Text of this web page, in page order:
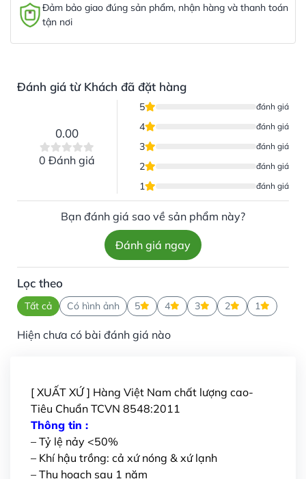
Đảm bảo giao đúng sản phẩm, nhận hàng và thanh toán
tận nơi
Đánh giá từ Khách đã đặt hàng
0.00
0 Đánh giá
5 đánh giá
4 đánh giá
3 đánh giá
2 đánh giá
1 đánh giá
Bạn đánh giá sao về sản phẩm này?
Đánh giá ngay
Lọc theo
Tất cả Có hình ảnh 5 4 3 2 1
Hiện chưa có bài đánh giá nào
[ XUẤT XỨ ] Hàng Việt Nam chất lượng cao-
Tiêu Chuẩn TCVN 8548:2011
Thông tin :
– Tỷ lệ nảy <50%
– Khí hậu trồng: cả xứ nóng & xứ lạnh
– Thu hoạch sau 1 năm